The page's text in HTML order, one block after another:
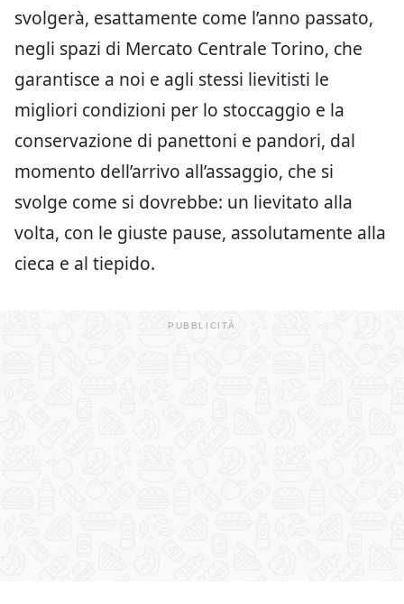
svolgerà, esattamente come l’anno passato,
negli spazi di Mercato Centrale Torino, che
garantisce a noi e agli stessi lievitisti le
migliori condizioni per lo stoccaggio e la
conservazione di panettoni e pandori, dal
momento dell’arrivo all’assaggio, che si
svolge come si dovrebbe: un lievitato alla
volta, con le giuste pause, assolutamente alla
cieca e al tiepido.